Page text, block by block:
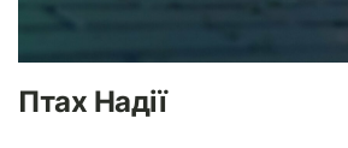
Птах Надії